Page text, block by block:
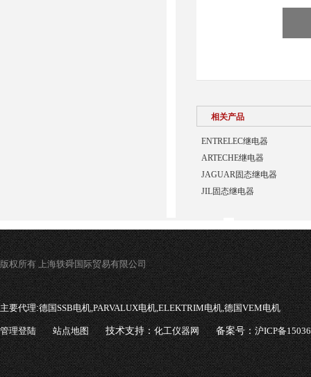
相关产品
ENTRELEC继电器
ARTECHE继电器
JAGUAR固态继电器
JIL固态继电器
版权所有 上海轶舜国际贸易有限公司
主要代理:德国SSB电机,PARVALUX电机,ELEKTRIM电机,德国VEM电机
管理登陆 站点地图 技术支持：化工仪器网 备案号：沪ICP备